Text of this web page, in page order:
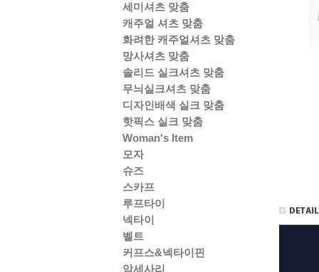
세미셔츠 맞춤
캐주얼 셔츠 맞춤
화려한 캐주얼셔츠 맞춤
망사셔츠 맞춤
솔리드 실크셔츠 맞춤
무늬실크셔츠 맞춤
디자인배색 실크 맞춤
핫픽스 실크 맞춤
Woman's Item
모자
슈즈
스카프
루프타이
넥타이
벨트
커프스&넥타이핀
악세사리